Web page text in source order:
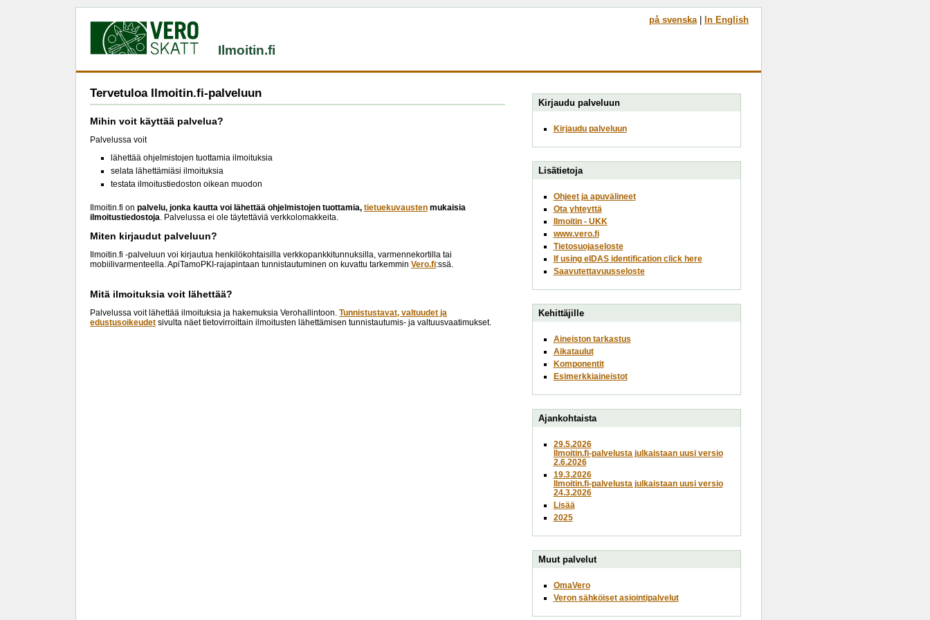
Ilmoitin.fi
på svenska| In English
Tervetuloa Ilmoitin.fi-palveluun
Mihin voit käyttää palvelua?
Palvelussa voit
lähettää ohjelmistojen tuottamia ilmoituksia
selata lähettämiäsi ilmoituksia
testata ilmoitustiedoston oikean muodon
Ilmoitin.fi on palvelu, jonka kautta voi lähettää ohjelmistojen tuottamia, tietuekuvausten mukaisia
ilmoitustiedostoja. Palvelussa ei ole täytettäviä verkkolomakkeita.
Miten kirjaudut palveluun?
Ilmoitin.fi -palveluun voi kirjautua henkilökohtaisilla verkkopankkitunnuksilla, varmennekortilla tai
mobiilivarmenteella. ApiTamoPKI-rajapintaan tunnistautuminen on kuvattu tarkemmin Vero.fi:ssä.
Mitä ilmoituksia voit lähettää?
Palvelussa voit lähettää ilmoituksia ja hakemuksia Verohallintoon. Tunnistustavat, valtuudet ja
edustusoikeudet sivulta näet tietovirroittain ilmoitusten lähettämisen tunnistautumis- ja valtuusvaatimukset.
Kirjaudu palveluun
Kirjaudu palveluun
Lisätietoja
Ohjeet ja apuvälineet
Ota yhteyttä
Ilmoitin - UKK
www.vero.fi
Tietosuojaseloste
If using eIDAS identification click here
Saavutettavuusseloste
Kehittäjille
Aineiston tarkastus
Aikataulut
Komponentit
Esimerkkiaineistot
Ajankohtaista
29.5.2026
Ilmoitin.fi-palvelusta julkaistaan uusi versio
2.6.2026
19.3.2026
Ilmoitin.fi-palvelusta julkaistaan uusi versio
24.3.2026
Lisää
2025
Muut palvelut
OmaVero
Veron sähköiset asiointipalvelut